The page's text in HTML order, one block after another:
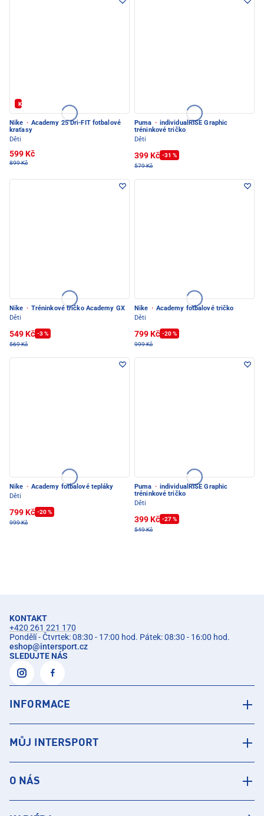
Kód: FOTBAL20
Nike · Academy 25 Dri-FIT fotbalové
kraťasy
Děti
599 Kč
899 Kč
Puma · individualRISE Graphic
tréninkové tričko
Děti
399 Kč -31 %
579 Kč
Nike · Tréninkové tričko Academy GX
Děti
549 Kč -3 %
569 Kč
Nike · Academy fotbalové tričko
Děti
799 Kč -20 %
999 Kč
Nike · Academy fotbalové tepláky
Děti
799 Kč -20 %
999 Kč
Puma · individualRISE Graphic
tréninkové tričko
Děti
399 Kč -27 %
549 Kč
KONTAKT
+420 261 221 170
Pondělí - Čtvrtek: 08:30 - 17:00 hod. Pátek: 08:30 - 16:00 hod.
eshop@intersport.cz
SLEDUJTE NÁS
INFORMACE
MŮJ INTERSPORT
O NÁS